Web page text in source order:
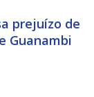
prejuízo de
Guanambi